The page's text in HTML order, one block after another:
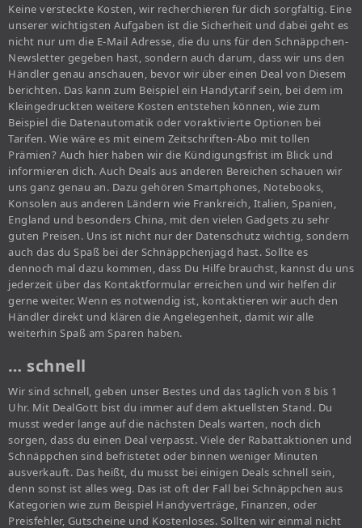
Keine versteckte Kosten, wir recherchieren für dich sorgfältig. Eine
unserer wichtigsten Aufgaben ist die Sicherheit und dabei geht es
nicht nur um die E-Mail Adresse, die du uns für den Schnäppchen-
Newsletter gegeben hast, sondern auch darum, dass wir uns den
Händler genau anschauen, bevor wir über einen Deal von Diesem
berichten. Das kann zum Beispiel ein Handytarif sein, bei dem im
Kleingedruckten weitere Kosten entstehen können, wie zum
Beispiel die Datenautomatik oder voraktivierte Optionen bei
Tarifen. Wie wäre es mit einem Zeitschriften-Abo mit tollen
Prämien? Auch hier haben wir die Kündigungsfrist im Blick und
informieren dich. Auch Deals aus anderen Bereichen schauen wir
uns ganz genau an. Dazu gehören Smartphones, Notebooks,
Konsolen aus anderen Ländern wie Frankreich, Italien, Spanien,
England und besonders China, mit den vielen Gadgets zu sehr
guten Preisen. Uns ist nicht nur der Datenschutz wichtig, sondern
auch das du Spaß bei der Schnäppchenjagd hast. Sollte es
dennoch mal dazu kommen, dass Du Hilfe brauchst, kannst du uns
jederzeit über das Kontaktformular erreichen und wir helfen dir
gerne weiter. Wenn es notwendig ist, kontaktieren wir auch den
Händler direkt und klären die Angelegenheit, damit wir alle
weiterhin Spaß am Sparen haben.
… schnell
Wir sind schnell, geben unser Bestes und das täglich von 8 bis 1
Uhr. Mit DealGott bist du immer auf dem aktuellsten Stand. Du
musst weder lange auf die nächsten Deals warten, noch dich
sorgen, dass du einen Deal verpasst. Viele der Rabattaktionen und
Schnäppchen sind befristetet oder binnen weniger Minuten
ausverkauft. Das heißt, du musst bei einigen Deals schnell sein,
denn sonst ist alles weg. Das ist oft der Fall bei Schnäppchen aus
Kategorien wie zum Beispiel Handyverträge, Finanzen, oder
Preisfehler, Gutscheine und Kostenloses. Sollten wir einmal nicht